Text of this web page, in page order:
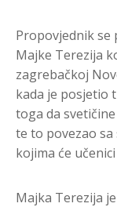
Propovjednik se
Majke Terezija
zagrebačkoj
kada je posjetio
toga da
te to povezao
kojima će
Majka Terezija